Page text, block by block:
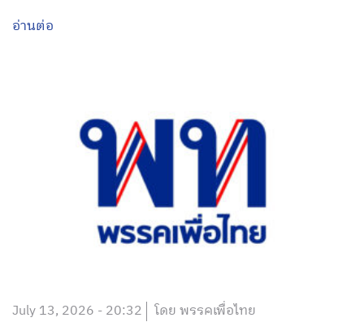
อ่านต่อ
July 13, 2026 - 20:32 โดย พรรคเพื่อไทย